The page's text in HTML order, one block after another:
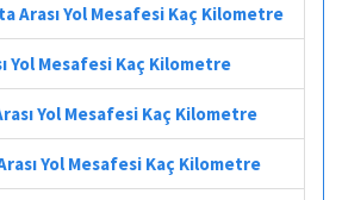
Arası Yol Mesafesi Kaç Kilometre
Yol Mesafesi Kaç Kilometre
Yol Mesafesi Kaç Kilometre
Yol Mesafesi Kaç Kilometre